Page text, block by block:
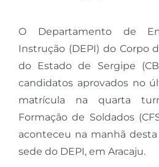
O Departamento de
Instrução (DEPI) do Corpo
do Estado de Sergipe
candidatos aprovados no
matrícula na quarta
Formação de Soldados
aconteceu na manhã desta
sede do DEPI, em Aracaju.